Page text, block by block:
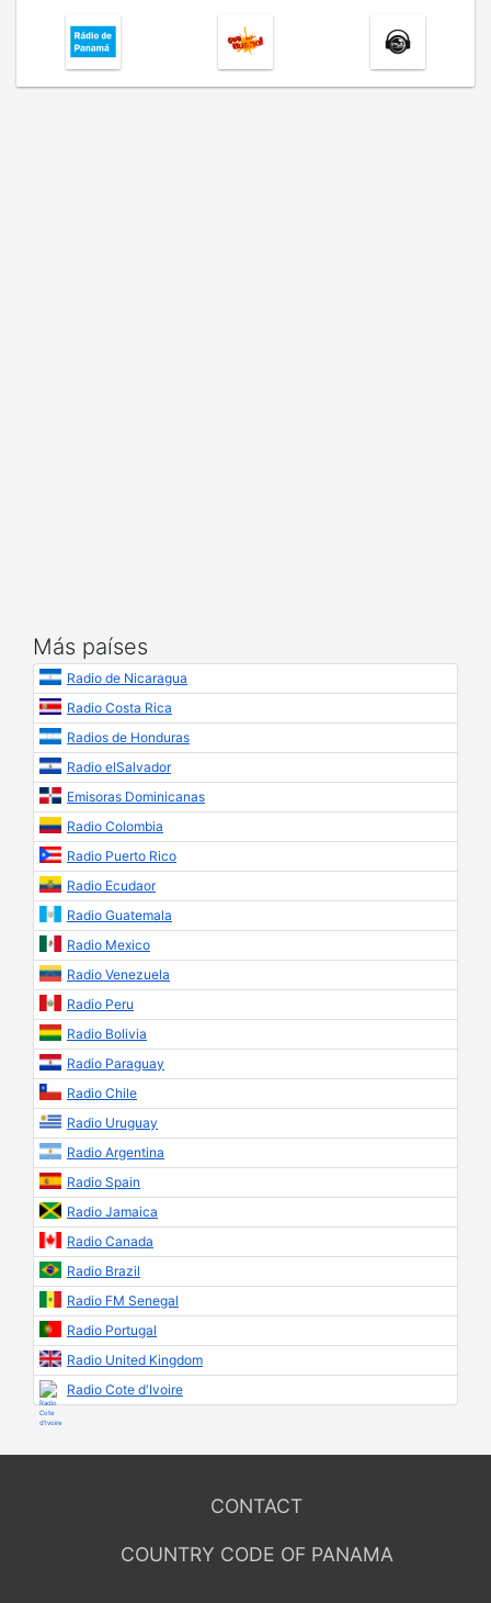
Más países
Radio de Nicaragua
Radio Costa Rica
Radios de Honduras
Radio elSalvador
Emisoras Dominicanas
Radio Colombia
Radio Puerto Rico
Radio Ecudaor
Radio Guatemala
Radio Mexico
Radio Venezuela
Radio Peru
Radio Bolivia
Radio Paraguay
Radio Chile
Radio Uruguay
Radio Argentina
Radio Spain
Radio Jamaica
Radio Canada
Radio Brazil
Radio FM Senegal
Radio Portugal
Radio United Kingdom
Radio Cote d'Ivoire
CONTACT
COUNTRY CODE OF PANAMA